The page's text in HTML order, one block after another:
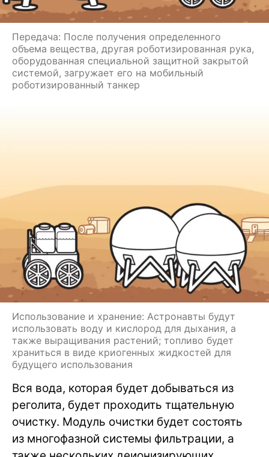
Передача: После получения определенного
объема вещества, другая роботизированная рука,
оборудованная специальной защитной закрытой
системой, загружает его на мобильный
роботизированный танкер
Использование и хранение: Астронавты будут
использовать воду и кислород для дыхания, а
также выращивания растений; топливо будет
храниться в виде криогенных жидкостей для
будущего использования
Вся вода, которая будет добываться из
реголита, будет проходить тщательную
очистку. Модуль очистки будет состоять
из многофазной системы фильтрации, а